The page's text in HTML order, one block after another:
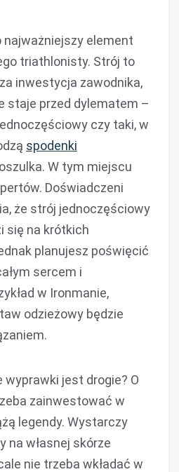
najważniejszy element
triathlonisty. Strój to
inwestycja zawodnika,
staje przed dylematem –
czy taki, w
spodenki
W tym miejscu
Doświadczeni
że strój jednoczęściowy
się na krótkich
planujesz poświęcić
sercem i
w Ironmanie,
odzieżowy będzie
jest drogie? O
zainwestować w
legendy. Wystarczy
na własnej skórze
nie trzeba wkładać w